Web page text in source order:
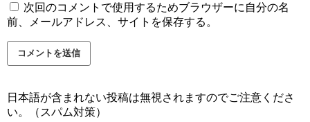
次回のコメントで使用するためブラウザーに自分の名
前、メールアドレス、サイトを保存する。
日本語が含まれない投稿は無視されますのでご注意くださ
い。（スパム対策）